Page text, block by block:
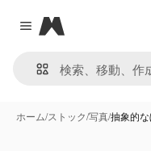
Close menu
Magnific
ホーム/ストック/写真/抽象的